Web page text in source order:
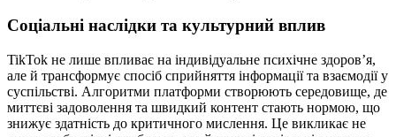
Соціальні наслідки та культурний вплив
TikTok не лише впливає на індивідуальне психічне здоров’я,
але й трансформує спосіб сприйняття інформації та взаємодії у
суспільстві. Алгоритми платформи створюють середовище, де
миттєві задоволення та швидкий контент стають нормою, що
знижує здатність до критичного мислення. Це викликає не